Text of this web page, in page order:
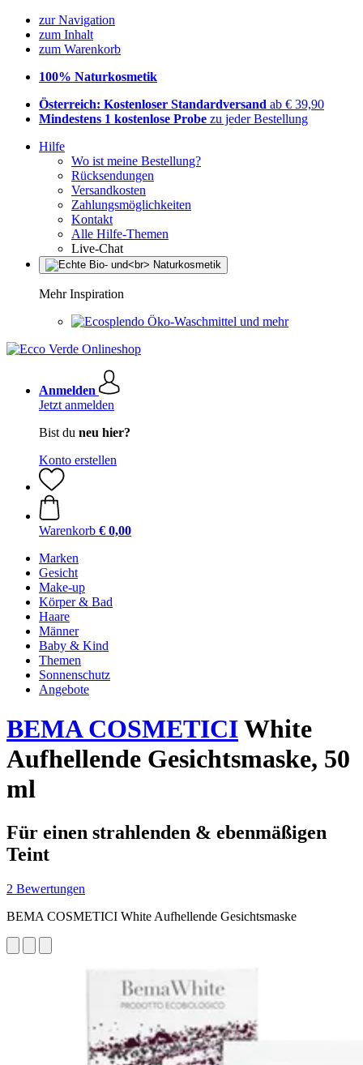
zur Navigation
zum Inhalt
zum Warenkorb
100% Naturkosmetik
Österreich: Kostenloser Standardversand ab € 39,90
Mindestens 1 kostenlose Probe zu jeder Bestellung
Hilfe
Wo ist meine Bestellung?
Rücksendungen
Versandkosten
Zahlungsmöglichkeiten
Kontakt
Alle Hilfe-Themen
Live-Chat
Mehr Inspiration
Öko-Waschmittel und mehr
Anmelden
Jetzt anmelden
Bist du neu hier?
Konto erstellen
Warenkorb € 0,00
Marken
Gesicht
Make-up
Körper & Bad
Haare
Männer
Baby & Kind
Themen
Sonnenschutz
Angebote
BEMA COSMETICIWhite
Aufhellende Gesichtsmaske, 50
ml
Für einen strahlenden & ebenmäßigen
Teint
2 Bewertungen
BEMA COSMETICI White Aufhellende Gesichtsmaske